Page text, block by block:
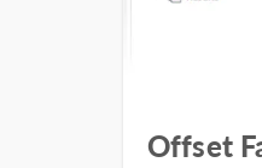
Offset